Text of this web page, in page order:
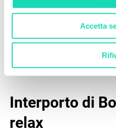
Accetta
Interporto di
relax